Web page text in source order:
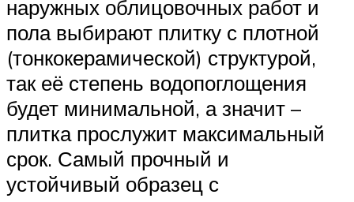
наружных облицовочных работ и
пола выбирают плитку с плотной
(тонкокерамической) структурой,
так её степень водопоглощения
будет минимальной, а значит –
плитка прослужит максимальный
срок. Самый прочный и
устойчивый образец с